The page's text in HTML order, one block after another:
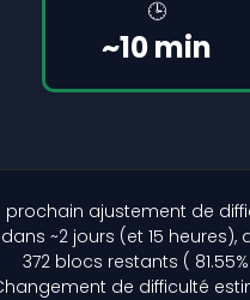
🕒
~10 min
prochain ajustement de
~2 jours (et 15 heures),
372 blocs restants (
de difficulté